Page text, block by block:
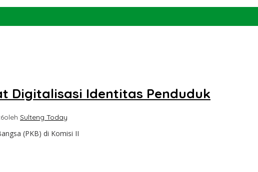
Digitalisasi Identitas Penduduk
oleh Sulteng Today
(PKB) di Komisi II